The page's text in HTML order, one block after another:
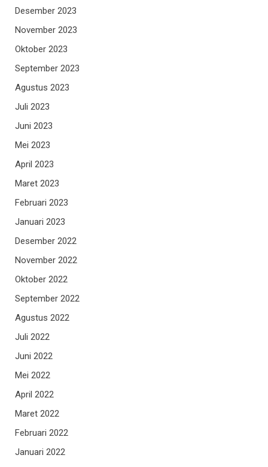
Desember 2023
November 2023
Oktober 2023
September 2023
Agustus 2023
Juli 2023
Juni 2023
Mei 2023
April 2023
Maret 2023
Februari 2023
Januari 2023
Desember 2022
November 2022
Oktober 2022
September 2022
Agustus 2022
Juli 2022
Juni 2022
Mei 2022
April 2022
Maret 2022
Februari 2022
Januari 2022